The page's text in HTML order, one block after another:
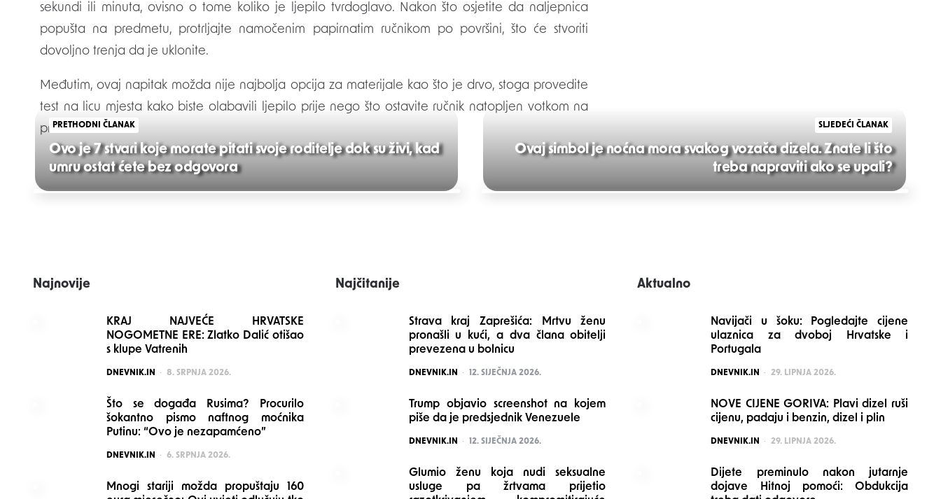
sekundi ili minuta, ovisno o tome koliko je ljepilo tvrdoglavo. Nakon što osjetite da naljepnica
popušta na predmetu, protrljajte namočenim papirnatim ručnikom po površini, što će stvoriti
dovoljno trenja da je uklonite.
Međutim, ovaj napitak možda nije najbolja opcija za materijale kao što je drvo, stoga provedite
test na licu mjesta kako biste olabavili ljepilo prije nego što ostavite ručnik natopljen votkom na
predmetu.
Post
PRETHODNI ČLANAK
Ovo je 7 stvari koje morate pitati svoje roditelje dok su živi, ​​kad
umru ostat ćete bez odgovora
SLJEDEĆI ČLANAK
Ovaj simbol je noćna mora svakog vozača dizela. Znate li što
treba napraviti ako se upali?
Najnovije
KRAJ NAJVEĆE HRVATSKE
NOGOMETNE ERE: Zlatko Dalić otišao
s klupe Vatrenih
POSTED
DNEVNIK.IN 8. SRPNJA 2026.
Što se događa Rusima? Procurilo
šokantno pismo naftnog moćnika
Putinu: “Ovo je nezapamćeno”
POSTED
DNEVNIK.IN 6. SRPNJA 2026.
Mnogi stariji možda propuštaju 160
Najčitanije
Strava kraj Zaprešića: Mrtvu ženu
pronašli u kući, a dva člana obitelji
prevezena u bolnicu
POSTED
DNEVNIK.IN 12. SIJEČNJA 2026.
Trump objavio screenshot na kojem
piše da je predsjednik Venezuele
POSTED
DNEVNIK.IN 12. SIJEČNJA 2026.
Glumio ženu koja nudi seksualne
usluge pa žrtvama prijetio
Aktualno
Navijači u šoku: Pogledajte cijene
ulaznica za dvoboj Hrvatske i
Portugala
POSTED
DNEVNIK.IN 29. LIPNJA 2026.
NOVE CIJENE GORIVA: Plavi dizel ruši
cijenu, padaju i benzin, dizel i plin
POSTED
DNEVNIK.IN 29. LIPNJA 2026.
Dijete preminulo nakon jutarnje
dojave Hitnoj pomoći: Obdukcija